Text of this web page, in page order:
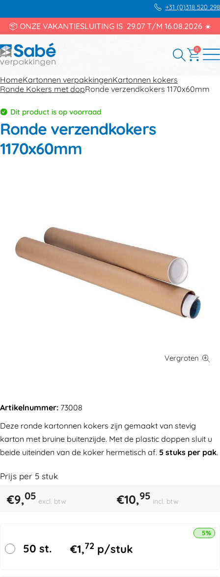
+31 (0)318 520 298
📦 ONZE VAKANTIESLUITING IS 29.07 T/M 16.08.2026 ☀️
0
HomeKartonnen verpakkingenKartonnen kokers
Ronde Kokers met dopRonde verzendkokers 1170x60mm
Dit product is op voorraad
Ronde verzendkokers
1170x60mm
Artikelnummer: 73008
Deze ronde kartonnen kokers zijn gemaakt van stevig
karton met bruine buitenzijde. Met de plastic doppen sluit u
beide uiteinden van de koker hermetisch af. 5 stuks per pak.
Prijs per 5 stuk
€9,05 excl. btw €10,95 incl. btw
50 st. €1,72 p/stuk
5%